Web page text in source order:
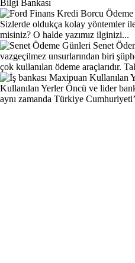
Bilgi Bankası
Sizlerde oldukça kolay yöntemler
misiniz? O halde yazımız ilginizi...
Senet
vazgeçilmez unsurlarından biri
çok kullanılan ödeme araçlarıdır.
Kullanılan Yerler Öncü ve lider
aynı zamanda Türkiye